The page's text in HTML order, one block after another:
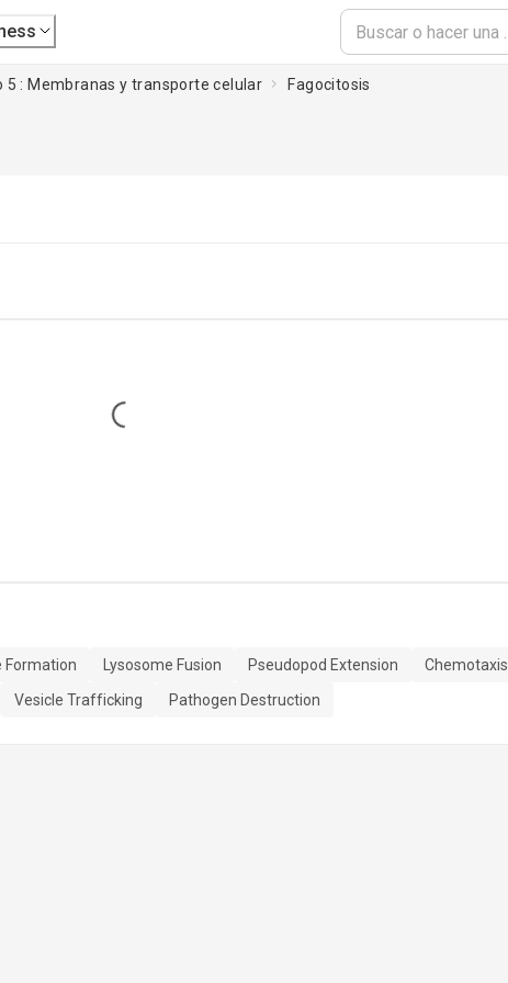
5 : Membranas y transporte celular Fagocitosis
Loading...
Formation Lysosome Fusion Pseudopod Extension
Chemotaxis
Vesicle Trafficking Pathogen Destruction